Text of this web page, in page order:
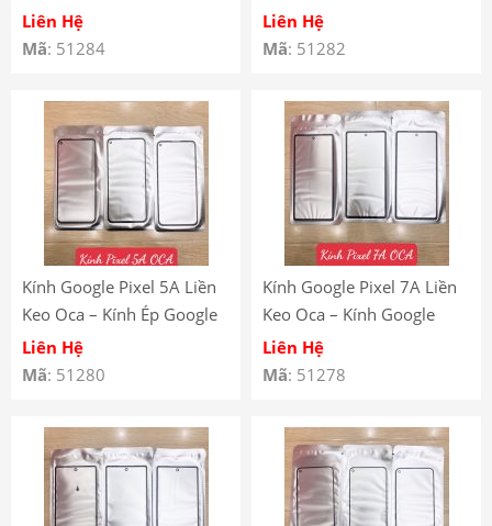
Pixel 4A Có Keo Oca
Liên Hệ
Mã: 51284
Pixel 6A Có Keo Oca
Liên Hệ
Mã: 51282
Kính Google Pixel 5A Liền
Keo Oca – Kính Ép Google
Pixel 5A Có Keo Oca
Liên Hệ
Mã: 51280
Kính Google Pixel 7A Liền
Keo Oca – Kính Google
Pixel 7A Có Keo Oca
Liên Hệ
Mã: 51278